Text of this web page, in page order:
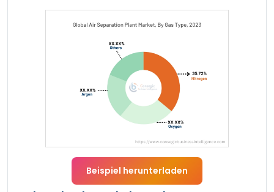
Beispiel herunterladen